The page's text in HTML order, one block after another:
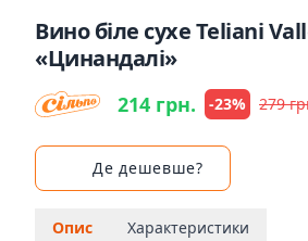
Вино біле сухе Teliani
«Цинандалі»
214 грн. -23% 279
Де дешевше?
Опис Характеристики